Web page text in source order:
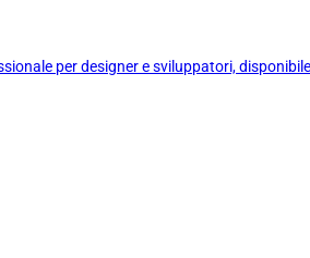
per designer e sviluppatori,